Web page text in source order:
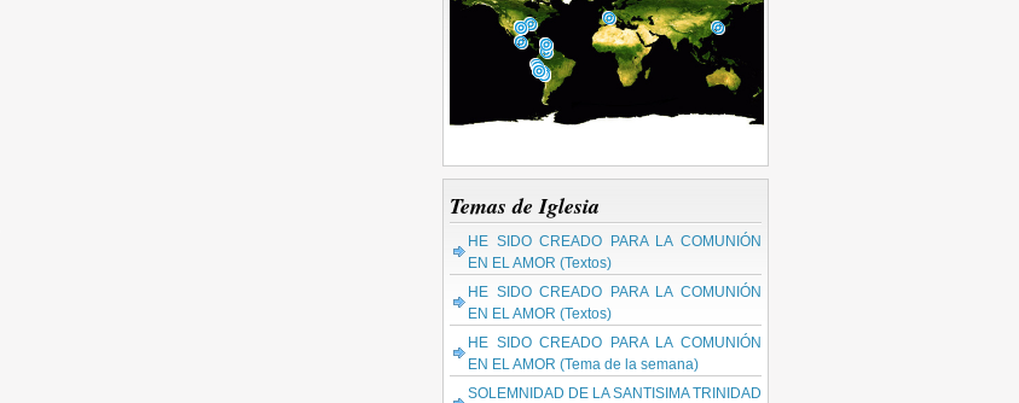
Temas de Iglesia
HE SIDO CREADO PARA LA COMUNIÓN
EN EL AMOR (Textos)
HE SIDO CREADO PARA LA COMUNIÓN
EN EL AMOR (Textos)
HE SIDO CREADO PARA LA COMUNIÓN
EN EL AMOR (Tema de la semana)
SOLEMNIDAD DE LA SANTISIMA TRINIDAD